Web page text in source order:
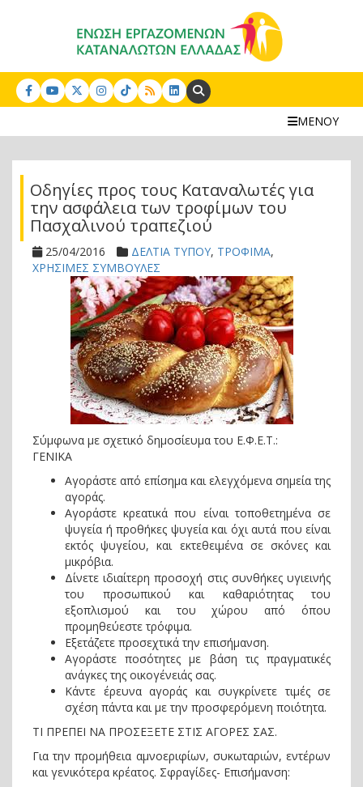
Search:
ΜΕΝΟΥ
Οδηγίες προς τους Καταναλωτές για
την ασφάλεια των τροφίμων του
Πασχαλινού τραπεζιού
25/04/2016 ΔΕΛΤΙΑ ΤΥΠΟΥ, ΤΡΟΦΙΜΑ,
ΧΡΗΣΙΜΕΣ ΣΥΜΒΟΥΛΕΣ
Σύμφωνα με σχετικό δημοσίευμα του Ε.Φ.Ε.Τ.:
ΓΕΝΙΚΑ
Αγοράστε από επίσημα και ελεγχόμενα σημεία της
αγοράς.
Αγοράστε κρεατικά που είναι τοποθετημένα σε
ψυγεία ή προθήκες ψυγεία και όχι αυτά που είναι
εκτός ψυγείου, και εκτεθειμένα σε σκόνες και
μικρόβια.
Δίνετε ιδιαίτερη προσοχή στις συνθήκες υγιεινής
του προσωπικού και καθαριότητας του
εξοπλισμού και του χώρου από όπου
προμηθεύεστε τρόφιμα.
Εξετάζετε προσεχτικά την επισήμανση.
Αγοράστε ποσότητες με βάση τις πραγματικές
ανάγκες της οικογένειάς σας.
Κάντε έρευνα αγοράς και συγκρίνετε τιμές σε
σχέση πάντα και με την προσφερόμενη ποιότητα.
ΤΙ ΠΡΕΠΕΙ ΝΑ ΠΡΟΣΕΞΕΤΕ ΣΤΙΣ ΑΓΟΡΕΣ ΣΑΣ.
Για την προμήθεια αμνοεριφίων, συκωταριών, εντέρων
και γενικότερα κρέατος. Σφραγίδες- Επισήμανση: